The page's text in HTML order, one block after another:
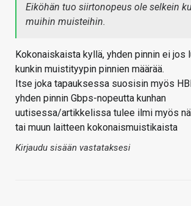
Eiköhän tuo siirtonopeus ole selkein
muihin muisteihin.
Kokonaiskaista kyllä, yhden pinnin ei jos
kunkin muistityypin pinnien määrää.
Itse joka tapauksessa suosisin myös
yhden pinnin Gbps-nopeutta kunhan
uutisessa/artikkelissa tulee ilmi myös
tai muun laitteen kokonaismuistikaista
Kirjaudu sisään vastataksesi